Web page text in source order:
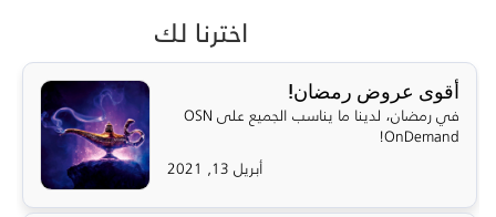
اخترنا لك
أقوى عروض رمضان!
في رمضان، لدينا ما يناسب الجميع على OSN
OnDemand!
أبريل 13, 2021